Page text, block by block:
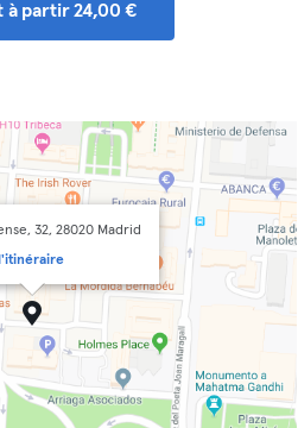
à partir 24,00 €
32, 28020 Madrid